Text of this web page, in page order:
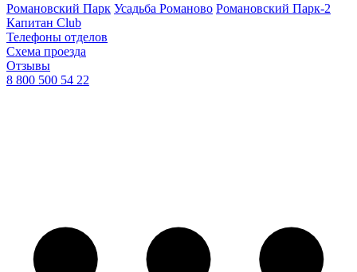
Романовский Парк Усадьба Романово Романовский Парк-2
Капитан Club
Телефоны отделов
Схема проезда
Отзывы
8 800 500 54 22